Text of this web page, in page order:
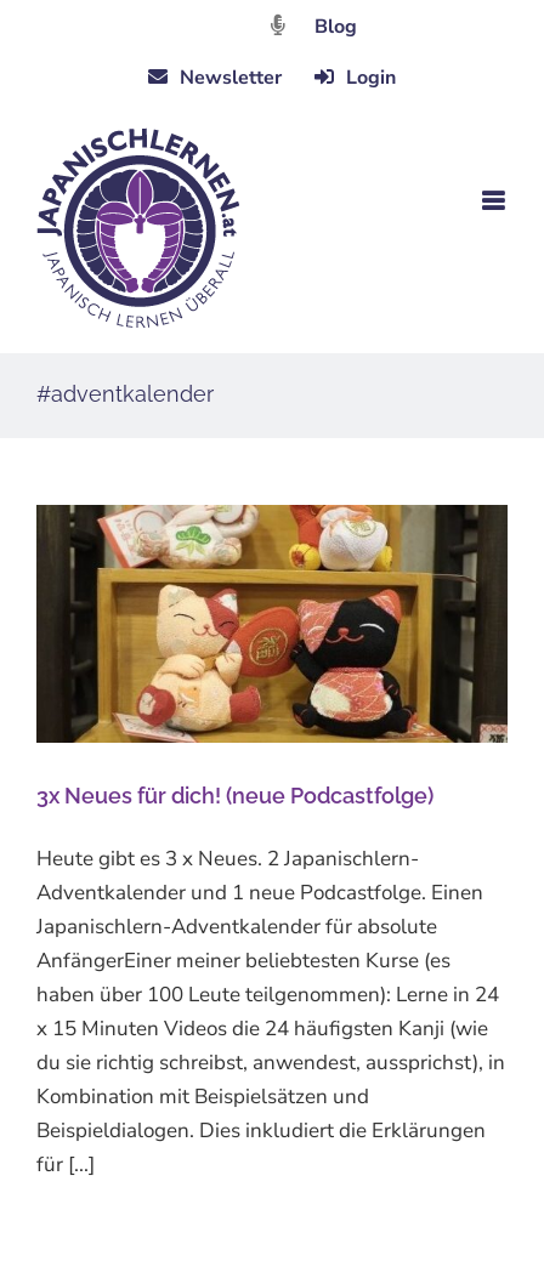
Blog
Newsletter
Login
#adventkalender
3x Neues für dich! (neue Podcastfolge)
Heute gibt es 3 x Neues. 2 Japanischlern-
Adventkalender und 1 neue Podcastfolge. Einen
Japanischlern-Adventkalender für absolute
AnfängerEiner meiner beliebtesten Kurse (es
haben über 100 Leute teilgenommen): Lerne in 24
x 15 Minuten Videos die 24 häufigsten Kanji (wie
du sie richtig schreibst, anwendest, aussprichst), in
Kombination mit Beispielsätzen und
Beispieldialogen. Dies inkludiert die Erklärungen
für [...]